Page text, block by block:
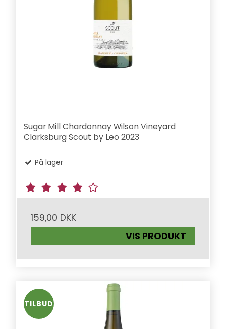
Sugar Mill Chardonnay Wilson Vineyard
Clarksburg Scout by Leo 2023
På lager
159,00 DKK
VIS PRODUKT
TILBUD